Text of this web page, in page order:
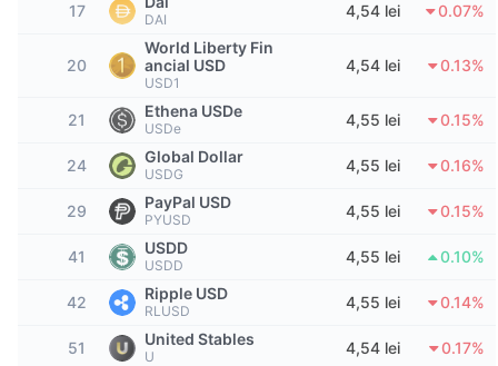
Adăugate recent
Câștigători și Pierzători
Cele mai vizitate
Sentimentul comunitar
Clasament lanț
Piețe de predicție
Indicele de sezon pentru Altcoin
Indicatori ai ciclului de piață
Supremația Bitcoin
Indicele CoinMarketCap 20
Indicele CoinMarketCap 100
Resurse
Documentație
Întrebări frecvente
Hub de agenți CMC
Piață de Abilități
CMC Labs
CMC Max
Știri de top
Publicitate
17 DAI 4,54 lei 0.07%
20
World Liberty Fin
ancial USD
USD1
4,54 lei 0.13%
21 Ethena USDe
USDe 4,55 lei 0.15%
24 Global Dollar
USDG 4,55 lei 0.16%
29 PayPal USD
PYUSD 4,55 lei 0.15%
41 USDD
USDD 4,55 lei 0.10%
42 Ripple USD
RLUSD 4,55 lei 0.14%
51 United Stables
U 4,54 lei 0.17%